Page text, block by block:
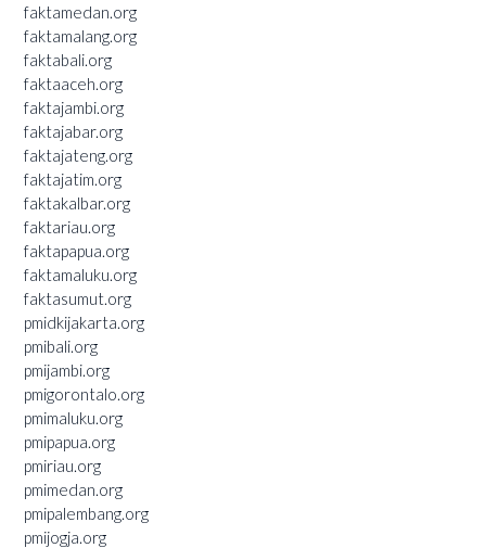
faktamedan.org
faktamalang.org
faktabali.org
faktaaceh.org
faktajambi.org
faktajabar.org
faktajateng.org
faktajatim.org
faktakalbar.org
faktariau.org
faktapapua.org
faktamaluku.org
faktasumut.org
pmidkijakarta.org
pmibali.org
pmijambi.org
pmigorontalo.org
pmimaluku.org
pmipapua.org
pmiriau.org
pmimedan.org
pmipalembang.org
pmijogja.org